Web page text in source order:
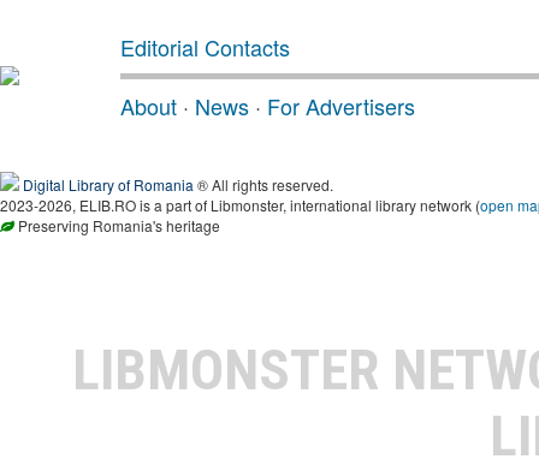
Editorial Contacts
About · News · For Advertisers
Digital Library of Romania ® All rights reserved.
2023-2026, ELIB.RO is a part of Libmonster, international library network (open
Preserving Romania's heritage
LIBMONSTER